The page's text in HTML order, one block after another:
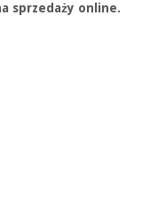
sprzedaży online.